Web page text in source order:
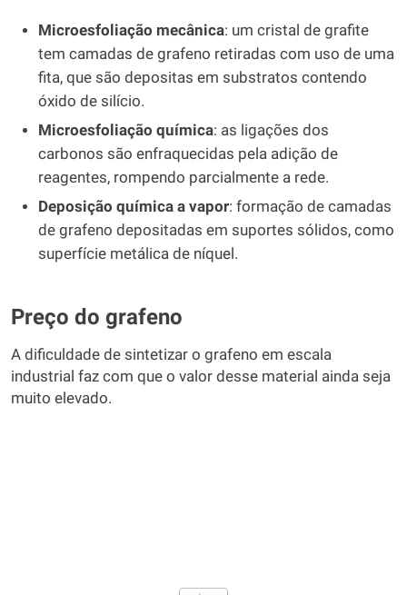
Microesfoliação mecânica: um cristal de grafite
tem camadas de grafeno retiradas com uso de uma
fita, que são depositas em substratos contendo
óxido de silício.
Microesfoliação química: as ligações dos
carbonos são enfraquecidas pela adição de
reagentes, rompendo parcialmente a rede.
Deposição química a vapor: formação de camadas
de grafeno depositadas em suportes sólidos, como
superfície metálica de níquel.
Preço do grafeno
A dificuldade de sintetizar o grafeno em escala
industrial faz com que o valor desse material ainda seja
muito elevado.